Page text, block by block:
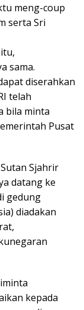
meng-coup
serta Sri
sama.
diserahkan
telah
bila minta
Pusat
Sjahrir
datang ke
gedung
diadakan
kepada